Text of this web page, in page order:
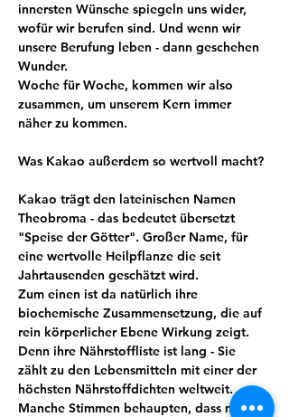
innersten Wünsche spiegeln uns wider,
wofür wir berufen sind. Und wenn wir
unsere Berufung leben - dann geschehen
Wunder.
Woche für Woche, kommen wir also
zusammen, um unserem Kern immer
näher zu kommen.
Was Kakao außerdem so wertvoll macht?
Kakao trägt den lateinischen Namen
Theobroma - das bedeutet übersetzt
"Speise der Götter". Großer Name, für
eine wertvolle Heilpflanze die seit
Jahrtausenden geschätzt wird.
Zum einen ist da natürlich ihre
biochemische Zusammensetzung, die auf
rein körperlicher Ebene Wirkung zeigt.
Denn ihre Nährstoffliste ist lang - Sie
zählt zu den Lebensmitteln mit einer der
höchsten Nährstoffdichten weltweit.
Manche Stimmen behaupten, dass man